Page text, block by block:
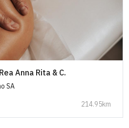
Anna Rita & C.
SA
214.95km